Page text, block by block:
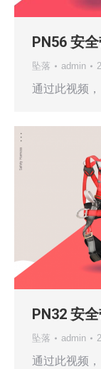
PN56 安
坠落 admin
通过此视频
PN32 安
坠落 admin
通过此视频